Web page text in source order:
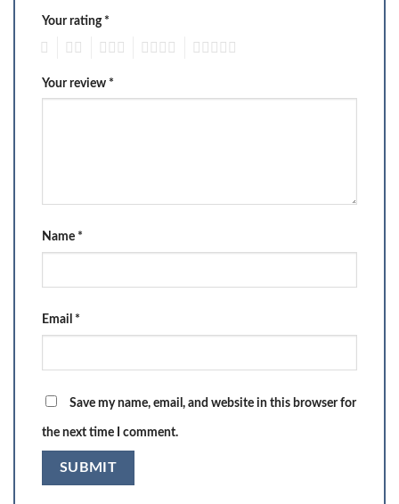
Your rating *
Your review *
Name *
Email *
Save my name, email, and website in this browser for
the next time I comment.